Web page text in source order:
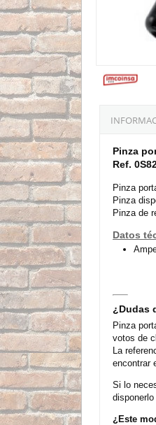
Pinza
Ref.
Pinza
Pinza
Pinza de
Datos
¿Dudas
Pinza
votos de
La
encontrar
Si lo
¿Este